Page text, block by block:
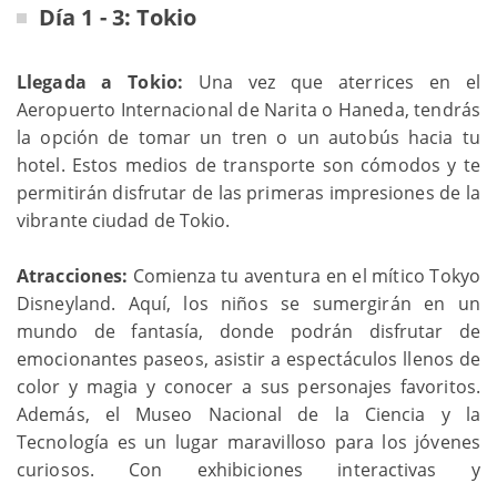
Día 1 - 3: Tokio
Llegada a Tokio: Una vez que aterrices en el
Aeropuerto Internacional de Narita o Haneda, tendrás
la opción de tomar un tren o un autobús hacia tu
hotel. Estos medios de transporte son cómodos y te
permitirán disfrutar de las primeras impresiones de la
vibrante ciudad de Tokio.
Atracciones: Comienza tu aventura en el mítico Tokyo
Disneyland. Aquí, los niños se sumergirán en un
mundo de fantasía, donde podrán disfrutar de
emocionantes paseos, asistir a espectáculos llenos de
color y magia y conocer a sus personajes favoritos.
Además, el Museo Nacional de la Ciencia y la
Tecnología es un lugar maravilloso para los jóvenes
curiosos. Con exhibiciones interactivas y